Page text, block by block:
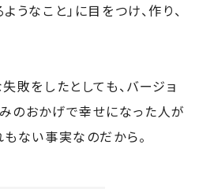
うなこと」に目をつけ、作り、
敗をしたとしても、バージョ
のおかげで幸せになった人が
もない事実なのだから。